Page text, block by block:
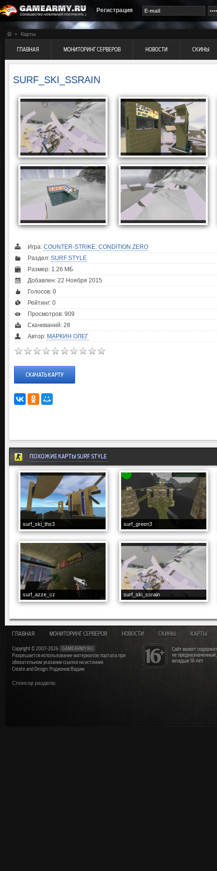
Регистрация
Карты
ГЛАВНАЯ МОНИТОРИНГ СЕРВЕРОВ НОВОСТИ СКИНЫ
SURF_SKI_SSRAIN
Игра: COUNTER-STRIKE: CONDITION ZERO
Раздел: SURF STYLE
Размер: 1.26 МБ
Добавлен: 22 Ноября 2015
Голосов: 0
Рейтинг: 0
Просмотров: 909
Скачиваний: 28
Автор: МАРКИН ОЛЕГ
СКАЧАТЬ КАРТУ
ПОХОЖИЕ КАРТЫ SURF STYLE
surf_ski_ths3 surf_green3
surf_azze_cz surf_ski_ssrain
Сайт может
не
младше 16 лет
ГЛАВНАЯ МОНИТОРИНГ СЕРВЕРОВ НОВОСТИ СКИНЫ КАРТЫ
Copyright © 2007-2026
GAMEARMY.RU
Разрешается использование материалов портала при
обязательном указании ссылки на источник
Create and Design: Родионов Вадим
Спонсор раздела: